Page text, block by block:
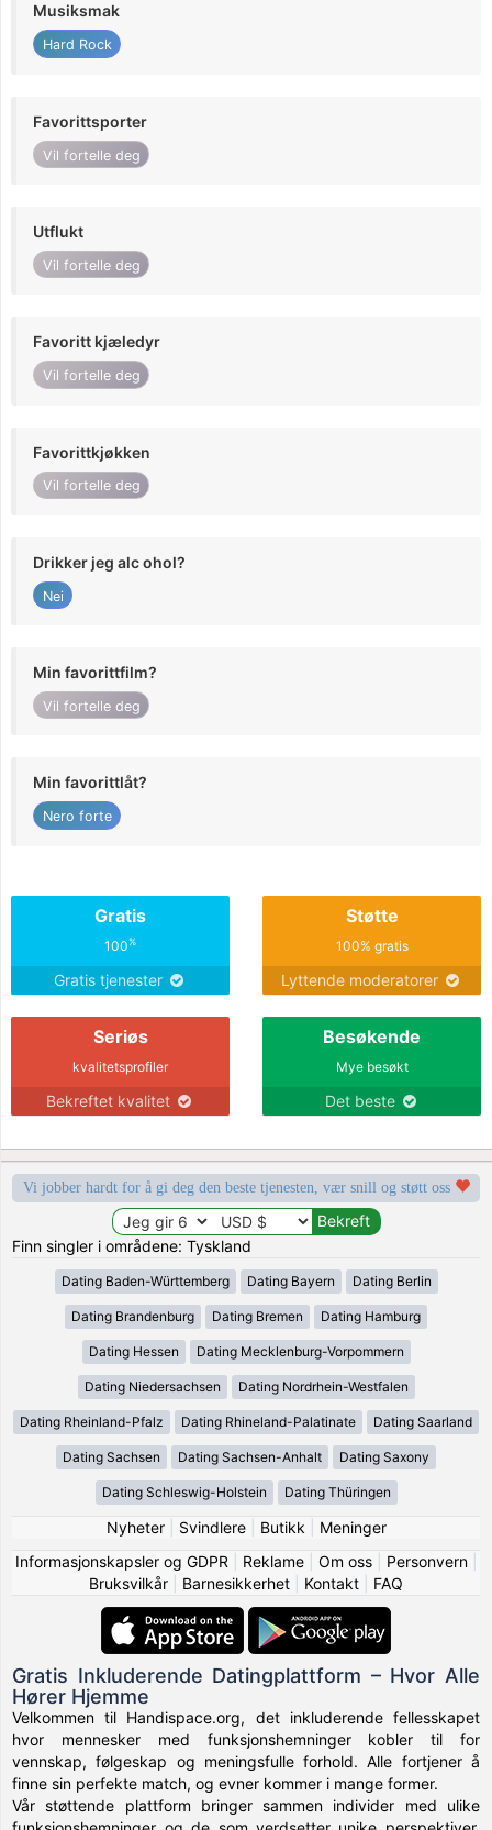
Musiksmak
Hard Rock
Favorittsporter
Vil fortelle deg
Utflukt
Vil fortelle deg
Favoritt kjæledyr
Vil fortelle deg
Favorittkjøkken
Vil fortelle deg
Drikker jeg alc ohol?
Nei
Min favorittfilm?
Vil fortelle deg
Min favorittlåt?
Nero forte
Gratis
100%
Gratis tjenester
Støtte
100% gratis
Lyttende moderatorer
Seriøs
kvalitetsprofiler
Bekreftet kvalitet
Besøkende
Mye besøkt
Det beste
Vi jobber hardt for å gi deg den beste tjenesten, vær snill og støtt oss
Finn singler i områdene: Tyskland
Dating Baden-Württemberg Dating Bayern Dating Berlin
Dating Brandenburg Dating Bremen Dating Hamburg
Dating Hessen Dating Mecklenburg-Vorpommern
Dating Niedersachsen Dating Nordrhein-Westfalen
Dating Rheinland-Pfalz Dating Rhineland-Palatinate Dating Saarland
Dating Sachsen Dating Sachsen-Anhalt Dating Saxony
Dating Schleswig-Holstein Dating Thüringen
Nyheter| Svindlere| Butikk
Meninger
Informasjonskapsler og GDPR
Reklame| Om oss| Personvern|
Bruksvilkår
Barnesikkerhet Kontakt FAQ
Gratis Inkluderende Datingplattform – Hvor Alle
Hører Hjemme
Velkommen til Handispace.org, det inkluderende fellesskapet
hvor mennesker med funksjonshemninger kobler til for
vennskap, følgeskap og meningsfulle forhold. Alle fortjener å
finne sin perfekte match, og evner kommer i mange former.
Vår støttende plattform bringer sammen individer med ulike